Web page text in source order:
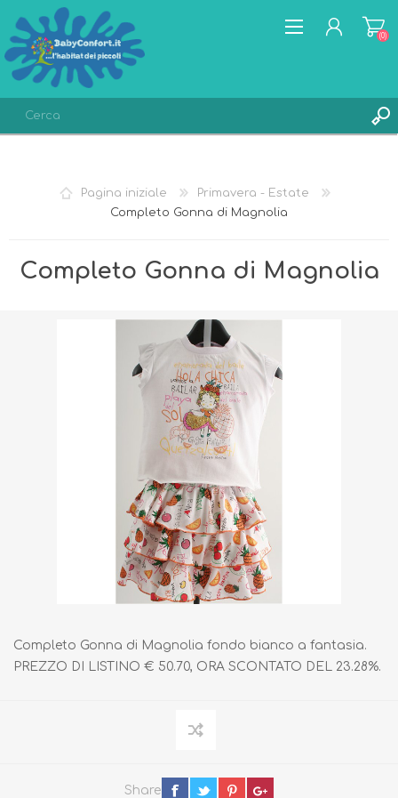
LISTA DEI DESIDERI
(0)
Pagina iniziale
Primavera - Estate
Completo Gonna di Magnolia
Completo Gonna di Magnolia
Completo Gonna di Magnolia fondo bianco a fantasia.
PREZZO DI LISTINO € 50.70, ORA SCONTATO DEL 23.28%.
Share